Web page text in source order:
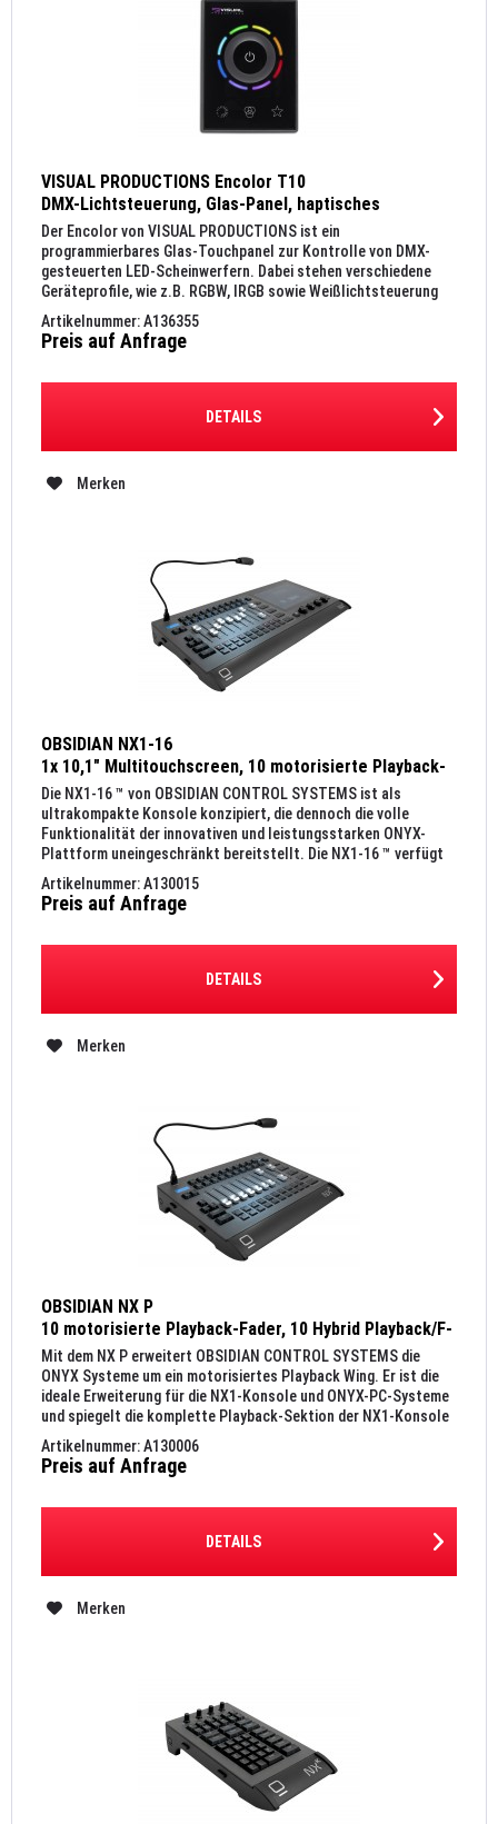
VISUAL PRODUCTIONS Encolor T10
DMX-Lichtsteuerung, Glas-Panel, haptisches
Feedback, Wandmontage
Der Encolor von VISUAL PRODUCTIONS ist ein
programmierbares Glas-Touchpanel zur Kontrolle von DMX-
gesteuerten LED-Scheinwerfern. Dabei stehen verschiedene
Geräteprofile, wie z.B. RGBW, IRGB sowie Weißlichtsteuerung
mit CCT-Korrektur zu...
Artikelnummer: A136355
Preis auf Anfrage
DETAILS
Merken
OBSIDIAN NX1-16
1x 10,1" Multitouchscreen, 10 motorisierte Playback-
Fader, 16 Universen, 4x DMX 512
Die NX1-16 ™ von OBSIDIAN CONTROL SYSTEMS ist als
ultrakompakte Konsole konzipiert, die dennoch die volle
Funktionalität der innovativen und leistungsstarken ONYX-
Plattform uneingeschränkt bereitstellt. Die NX1-16 ™ verfügt
über einen...
Artikelnummer: A130015
Preis auf Anfrage
DETAILS
Merken
OBSIDIAN NX P
10 motorisierte Playback-Fader, 10 Hybrid Playback/F-
Keys, 4x DMX 512
Mit dem NX P erweitert OBSIDIAN CONTROL SYSTEMS die
ONYX Systeme um ein motorisiertes Playback Wing. Er ist die
ideale Erweiterung für die NX1-Konsole und ONYX-PC-Systeme
und spiegelt die komplette Playback-Sektion der NX1-Konsole
wider....
Artikelnummer: A130006
Preis auf Anfrage
DETAILS
Merken